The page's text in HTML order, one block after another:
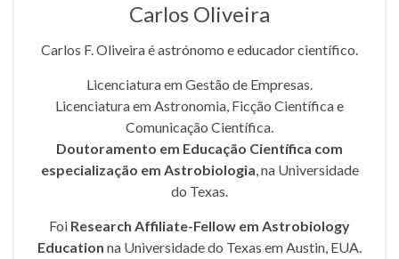
Carlos Oliveira
Carlos F. Oliveira é astrónomo e educador científico.
Licenciatura em Gestão de Empresas.
Licenciatura em Astronomia, Ficção Científica e
Comunicação Científica.
Doutoramento em Educação Científica com
especialização em Astrobiologia, na Universidade
do Texas.
Foi Research Affiliate-Fellow em Astrobiology
Education na Universidade do Texas em Austin, EUA.